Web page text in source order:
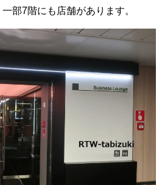
部7階にも店舗があります。